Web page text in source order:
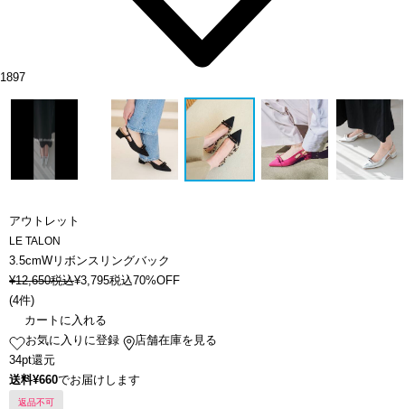
1897
アウトレット
LE TALON
3.5cmWリボンスリングバック
¥12,650税込¥3,795税込70%OFF
(4件)
カートに入れる
お気に入りに登録
店舗在庫を見る
34pt還元
送料¥660でお届けします
返品不可